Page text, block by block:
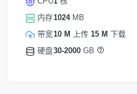
内存
带宽
硬盘
1024MB
10 M
上传 15 M 下载
30-2000 GB